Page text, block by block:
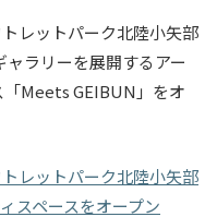
施設
レットパーク北陸小矢部
ラリーを展開するアー
「Meets GEIBUN」をオ
レットパーク北陸小矢部
スペースをオープン